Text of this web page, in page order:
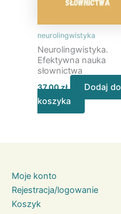
neurolingwistyka
Neurolingwistyka.
Efektywna nauka
słownictwa
37,00zł
Dodaj do
koszyka
Moje konto
Rejestracja/logowanie
Koszyk